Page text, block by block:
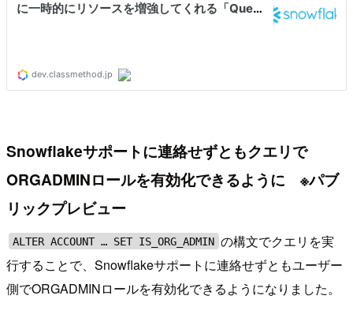
Snowflakeサポートに連絡せずともクエリで
ORGADMINロールを有効化できるように ※パブ
リックプレビュー
ALTER ACCOUNT … SET IS_ORG_ADMIN の構文でクエリを実
行することで、Snowflakeサポートに連絡せずともユーザー
側でORGADMINロールを有効化できるようになりました。